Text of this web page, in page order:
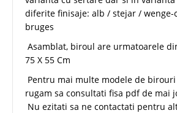
diferite finisaje: alb / stejar / wenge-
bruges
Asamblat, biroul are urmatoarele
75 X 55 Cm
Pentru mai multe modele de
rugam sa consultati fisa pdf de mai
Nu ezitati sa ne contactati pentru